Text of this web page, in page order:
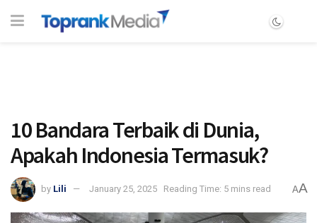
10 Bandara Terbaik di Dunia,
Apakah Indonesia Termasuk?
by Lili January 25, 2025 Reading Time: 5 mins read AA